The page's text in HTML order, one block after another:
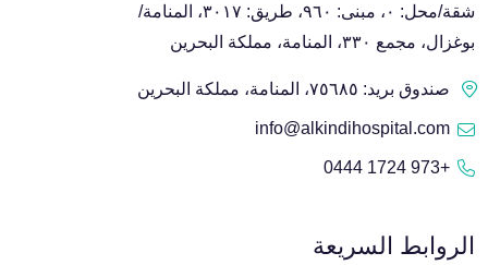
شقة/محل: ٠، مبنى: ٩٦٠، طريق: ٣٠١٧، المنامة/
بوغزال، مجمع ٣٣٠، المنامة، مملكة البحرين
صندوق بريد: ٧٥٦٨٥، المنامة، مملكة البحرين
info@alkindihospital.com
+973 1724 0444
الروابط السريعة